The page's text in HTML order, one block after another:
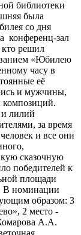
библиотеки
была
со дня
конференц-зал
кто решил
«Юбилею
часу в
её
и мужчины,
композиций.
лилий
за время
и все они
сказочную
победителей к
площади
номинации
образом: 3
2 место -
А.А.